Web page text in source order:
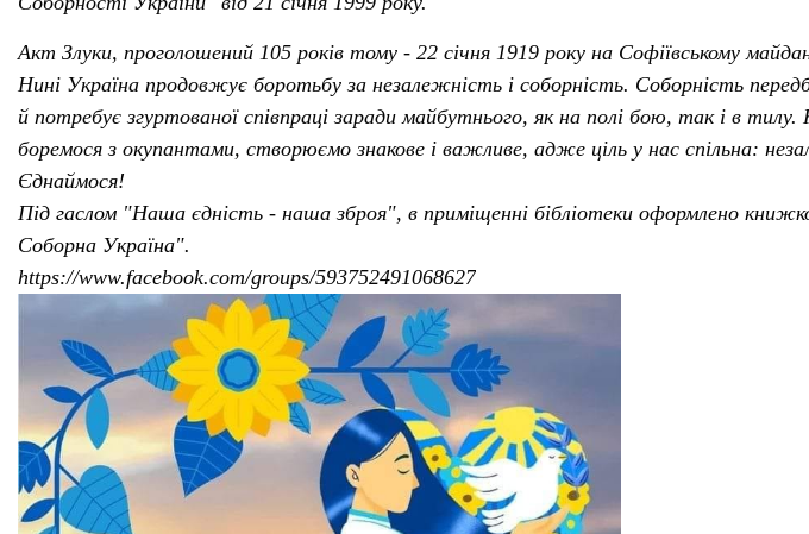
Акт Злуки, проголошений 105 років тому - 22 січня 1919 року на Софіївському
Нині Україна продовжує боротьбу за незалежність і соборність. Соборність
й потребує згуртованої співпраці заради майбутнього, як на полі бою, так і в тилу.
боремося з окупантами, створюємо знакове і важливе, адже ціль у нас спільна:
Єднаймося!
Під гаслом "Наша єдність - наша зброя", в приміщенні бібліотеки оформлено
Соборна Україна".
https://www.facebook.com/groups/593752491068627